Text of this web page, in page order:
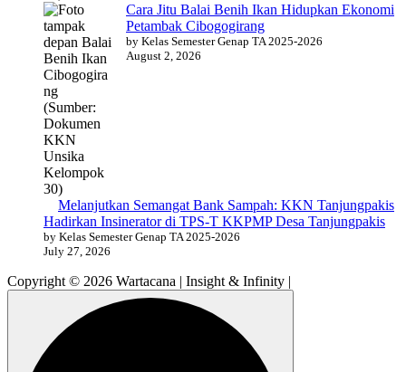
Cara Jitu Balai Benih Ikan Hidupkan Ekonomi
Petambak Cibogogirang
by Kelas Semester Genap TA 2025-2026
August 2, 2026
Melanjutkan Semangat Bank Sampah: KKN Tanjungpakis
Hadirkan Insinerator di TPS-T KKPMP Desa Tanjungpakis
by Kelas Semester Genap TA 2025-2026
July 27, 2026
Copyright © 2026 Wartacana | Insight & Infinity |